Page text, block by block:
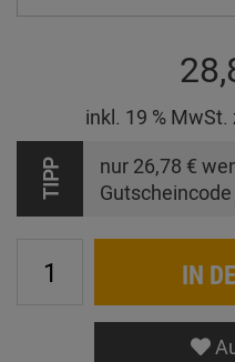
inkl. 19 % MwSt.
TIPP nur 26,78 €
Gutscheincode
IN